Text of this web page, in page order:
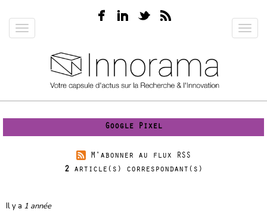
au
contenuToggle
Google Pixel
M'abonner au flux RSS
2 article(s) correspondant(s)
Il y a 1 année